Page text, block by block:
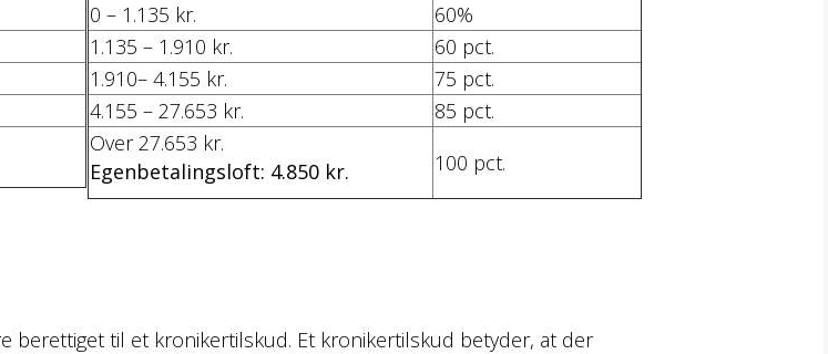
0 – 1.135 kr.
60%
1.135 – 1.910 kr.
60 pct.
1.910– 4.155 kr.
75 pct.
4.155 – 27.653 kr.
85 pct.
Over 27.653 kr.
Egenbetalingsloft: 4.850 kr.
100 pct.
berettiget til et kronikertilskud. Et kronikertilskud betyder, at der